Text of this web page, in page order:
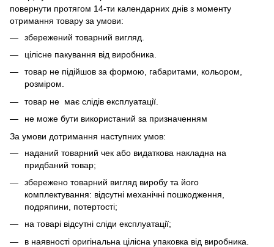
повернути протягом 14-ти календарних днів з моменту
отримання товару за умови:
збережений товарний вигляд.
цілісне пакування від виробника.
товар не підійшов за формою, габаритами, кольором,
розміром.
товар не має слідів експлуатації.
не може бути використаний за призначенням
За умови дотримання наступних умов:
наданий товарний чек або видаткова накладна на
придбаний товар;
збережено товарний вигляд виробу та його
комплектування: відсутні механічні пошкодження,
подряпини, потертості;
на товарі відсутні сліди експлуатації;
в наявності оригінальна цілісна упаковка від виробника.